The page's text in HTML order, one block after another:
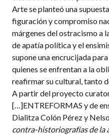
Arte se planteó una
figuración y compromiso
márgenes del ostracismo a
de apatía política y el
supone una encrucijada
quienes se enfrentan a la
reafirmar su cultural, tanto
A partir del proyecto
[…]ENTREFORMAS y de
Dialitza Colón Pérez y
contra-historiografías de la